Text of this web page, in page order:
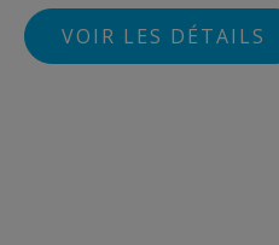
VOIR LES DÉTAILS